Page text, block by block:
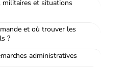
militaires et situations
et où trouver les
?
administratives